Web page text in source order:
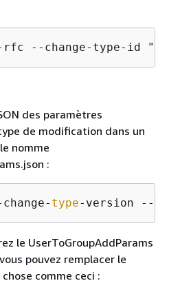
rfc --change-type-id
des paramètres
de modification dans un
nomme
:
type-version --
le UserToGroupAddParams
pouvez remplacer le
comme ceci :